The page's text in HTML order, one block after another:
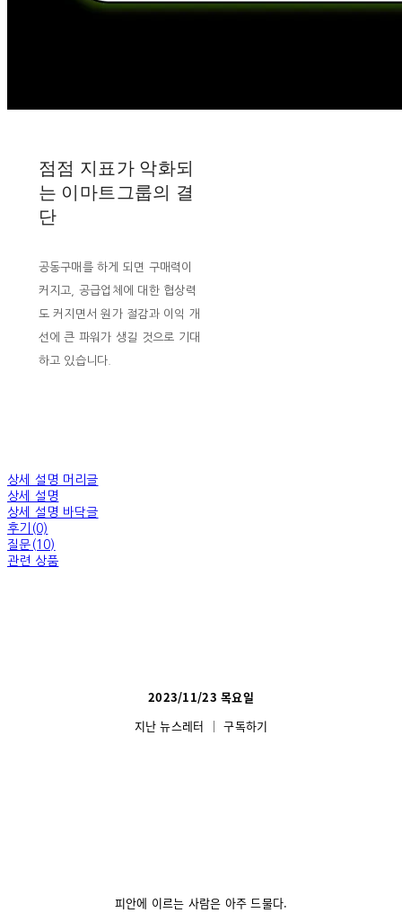
점점 지표가 악화되
는 이마트그룹의 결
단
공동구매를 하게 되면 구매력이
커지고, 공급업체에 대한 협상력
도 커지면서 원가 절감과 이익 개
선에 큰 파워가 생길 것으로 기대
하고 있습니다.
상세 설명 머리글
상세 설명
상세 설명 바닥글
후기(0)
질문(10)
관련 상품
2023/11/23 목요일
지난 뉴스레터 │구독하기
피안에 이르는 사람은 아주 드물다.